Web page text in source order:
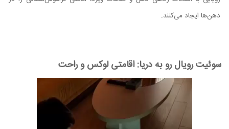
ذهن‌ها ایجاد می‌کنند.
سوئیت رویال رو به دریا: اقامتی لوکس و راحت